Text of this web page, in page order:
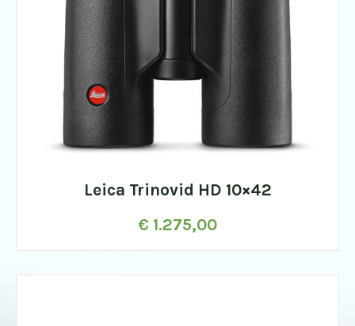
Leica Trinovid HD 10×42
€ 1.275,00